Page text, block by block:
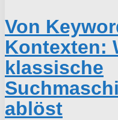
Von
Kontexten:
klassische
ablöst